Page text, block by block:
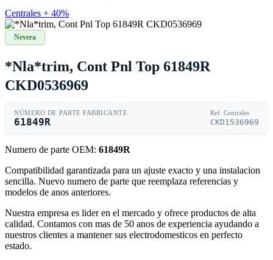
Centrales + 40%
Nevera
*Nla*trim, Cont Pnl Top 61849R
CKD0536969
NÚMERO DE PARTE FABRICANTE
61849R
Ref. Centrales
CKD1536969
Numero de parte OEM: 61849R
Compatibilidad garantizada para un ajuste exacto y una instalacion
sencilla. Nuevo numero de parte que reemplaza referencias y
modelos de anos anteriores.
Nuestra empresa es lider en el mercado y ofrece productos de alta
calidad. Contamos con mas de 50 anos de experiencia ayudando a
nuestros clientes a mantener sus electrodomesticos en perfecto
estado.